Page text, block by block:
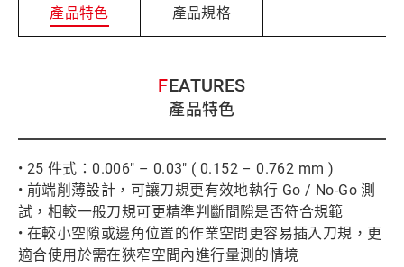
產品特色 產品規格
FEATURES
產品特色
• 25 件式：0.006" – 0.03" ( 0.152 – 0.762 mm )
• 前端削薄設計，可讓刀規更有效地執行 Go / No-Go 測
試，相較一般刀規可更精準判斷間隙是否符合規範
• 在較小空隙或邊角位置的作業空間更容易插入刀規，更
適合使用於需在狹窄空間內進行量測的情境